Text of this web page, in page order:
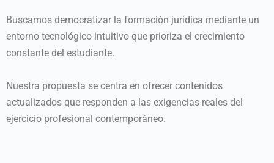
Buscamos democratizar la formación jurídica mediante un
entorno tecnológico intuitivo que prioriza el crecimiento
constante del estudiante.
Nuestra propuesta se centra en ofrecer contenidos
actualizados que responden a las exigencias reales del
ejercicio profesional contemporáneo.